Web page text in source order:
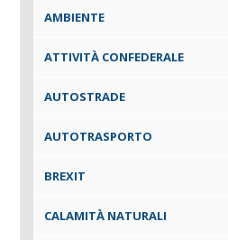
AMBIENTE
ATTIVITÀ CONFEDERALE
AUTOSTRADE
AUTOTRASPORTO
BREXIT
CALAMITÀ NATURALI